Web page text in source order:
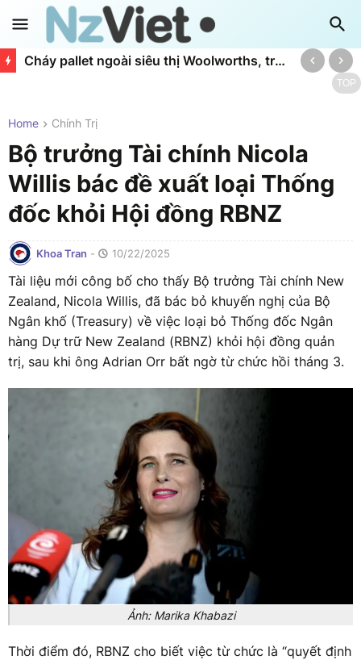
Cháy pallet ngoài siêu thị Woolworths, trung tâm thương mại LynnMall phải sơ tán
TOP
Home Chính Trị
Bộ trưởng Tài chính Nicola
Willis bác đề xuất loại Thống
đốc khỏi Hội đồng RBNZ
Khoa Tran - 10/22/2025
Tài liệu mới công bố cho thấy Bộ trưởng Tài chính New
Zealand, Nicola Willis, đã bác bỏ khuyến nghị của Bộ
Ngân khố (Treasury) về việc loại bỏ Thống đốc Ngân
hàng Dự trữ New Zealand (RBNZ) khỏi hội đồng quản
trị, sau khi ông Adrian Orr bất ngờ từ chức hồi tháng 3.
Ảnh: Marika Khabazi
Thời điểm đó, RBNZ cho biết việc từ chức là “quyết định